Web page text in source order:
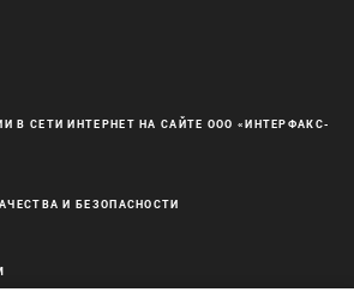
В СЕТИ ИНТЕРНЕТ НА САЙТЕ ООО «ИНТЕРФАКС-
И БЕЗОПАСНОСТИ